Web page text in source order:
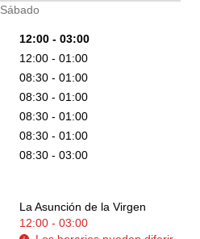
Sábado
12:00 - 03:00
12:00 - 01:00
08:30 - 01:00
08:30 - 01:00
08:30 - 01:00
08:30 - 01:00
08:30 - 03:00
La Asunción de la Virgen
12:00 - 03:00